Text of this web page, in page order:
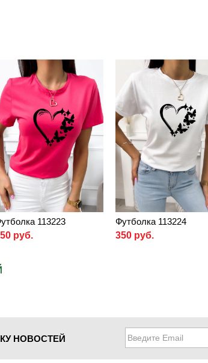
113223
руб.
Футболка 113224
350 руб.
НОВОСТЕЙ